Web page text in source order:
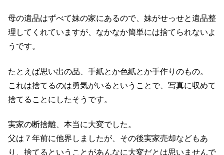
母の遺品はずべて妹の家にあるので、妹がせっせと遺品整
理してくれていますが、なかなか簡単には捨てられないよ
うです。
たとえば思い出の品、手紙とか色紙とか手作りのもの。
これは捨てるのは勇気がいるということで、写真に収めて
捨てることにしたそうです。
実家の断捨離、本当に大変でした。
父は７年前に他界しましたが、その後実家売却などもあ
り、捨てるということがあんなに大変だとは思いませんで